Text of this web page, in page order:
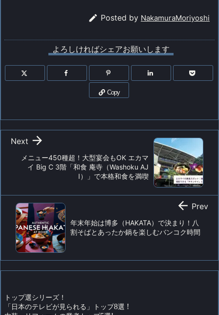
 Posted by NakamuraMoriyoshi
よろしければシェアお願いします
Copy
メニュー450種超！大型宴会もOK エカマ
イ Big C 3階「和食 庵寺（Washoku AJ
I）」で本格和食を満喫

Next
年末年始は博多（HAKATA）で決まり！八
割そばとあったか鍋を楽しむバンコク時間
 Prev
トップ選シリーズ！
「日本のテレビが見られる」トップ8選 !